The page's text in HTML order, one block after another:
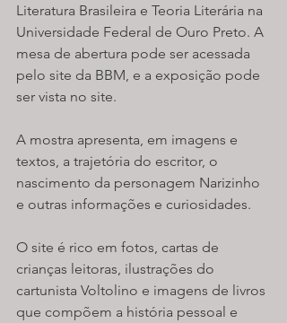
Literatura Brasileira e Teoria Literária na
Universidade Federal de Ouro Preto. A
mesa de abertura pode ser acessada
pelo site da BBM, e a exposição pode
ser vista no site.
A mostra apresenta, em imagens e
textos, a trajetória do escritor, o
nascimento da personagem Narizinho
e outras informações e curiosidades.
O site é rico em fotos, cartas de
crianças leitoras, ilustrações do
cartunista Voltolino e imagens de livros
que compõem a história pessoal e